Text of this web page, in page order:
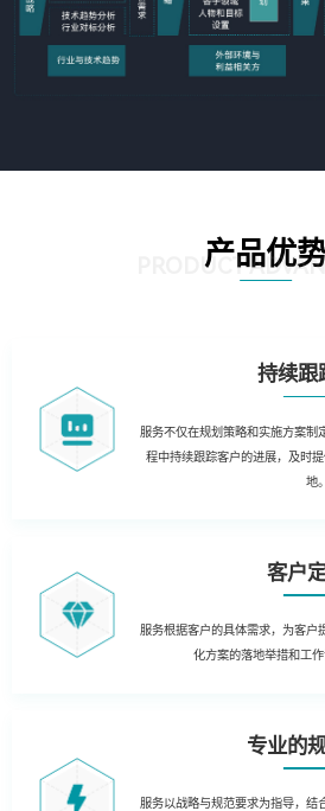
产品优
PRODUCT
持续跟
服务不仅在规划策略和实施方案制
程中持续跟踪客户的进展，及时
地。
客户
服务根据客户的具体需求，为客户
化方案的落地举措和工作
专业的
服务以战略与规范要求为指导，结